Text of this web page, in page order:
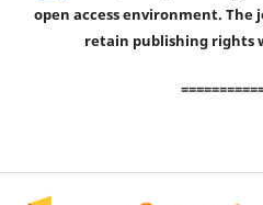
open access environment.
retain publishing rights